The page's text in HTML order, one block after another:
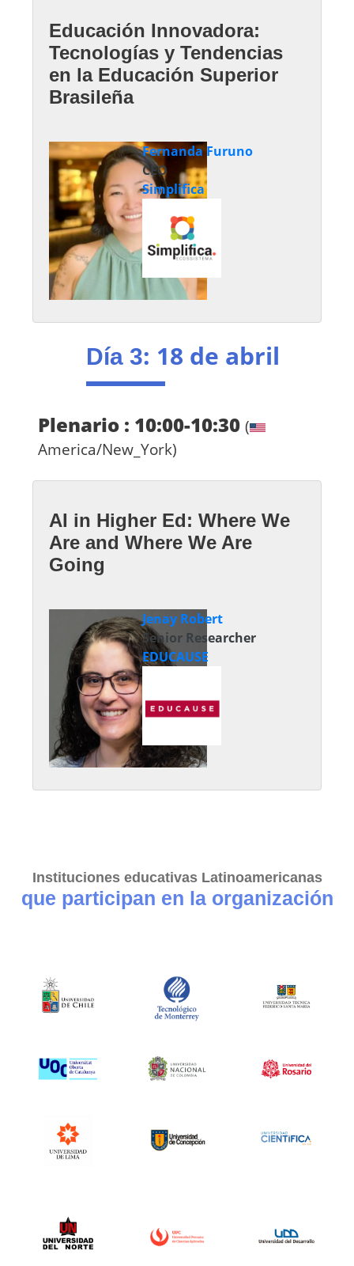
Educación Innovadora:
Tecnologías y Tendencias
en la Educación Superior
Brasileña
Fernanda Furuno
CEO
Simplifica
Día 3: 18 de abril
Plenario : 10:00-10:30 (
America/New_York)
AI in Higher Ed: Where We
Are and Where We Are
Going
Jenay Robert
Senior Researcher
EDUCAUSE
Instituciones educativas Latinoamericanas
que participan en la organización